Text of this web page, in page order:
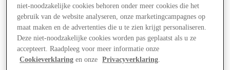
niet-noodzakelijke cookies behoren onder meer cookies die het
gebruik van de website analyseren, onze marketingcampagnes op
maat maken en de advertenties die u te zien krijgt personaliseren.
Deze niet-noodzakelijke cookies worden pas geplaatst als u ze
accepteert. Raadpleeg voor meer informatie onze
Cookieverklaring en onze Privacyverklaring.